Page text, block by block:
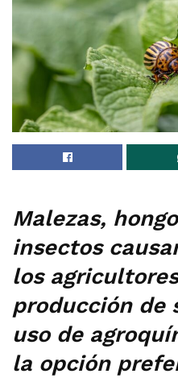
Malezas,
insectos
los
producción de
uso de
la opción